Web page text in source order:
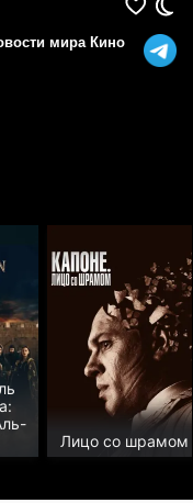
мира Кино
Лицо со шрамом